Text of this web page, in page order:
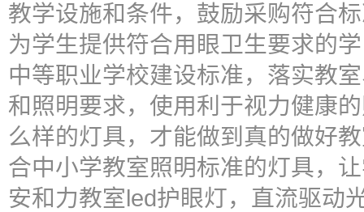
教学设施和条件，鼓励采购符合
为学生提供符合用眼卫生要求的
中等职业学校建设标准，落实教
和照明要求，使用利于视力健康
么样的灯具，才能做到真的做好
合中小学教室照明标准的灯具，
安和力教室led护眼灯，直流驱动